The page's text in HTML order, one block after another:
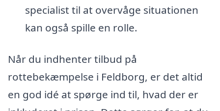
specialist til at overvåge situationen
kan også spille en rolle.
Når du indhenter tilbud på
rottebekæmpelse i Feldborg, er det altid
en god idé at spørge ind til, hvad der er